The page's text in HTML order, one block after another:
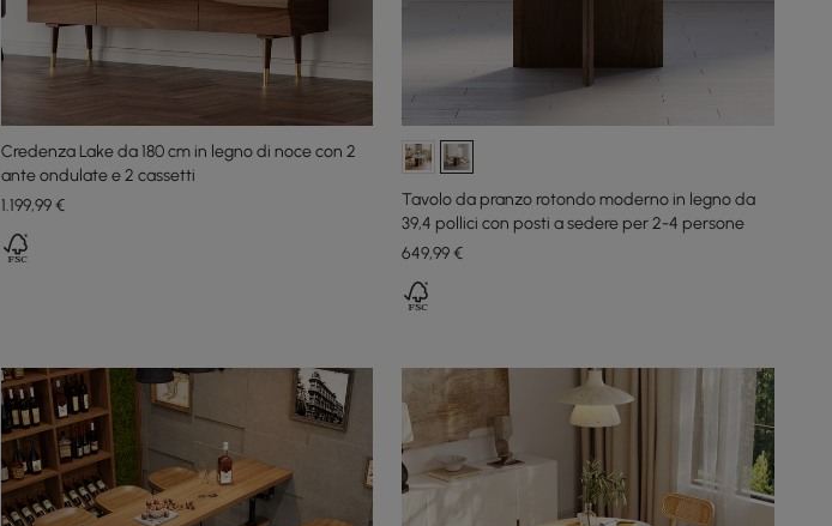
Credenza Lake da 180 cm in legno di noce con 2
ante ondulate e 2 cassetti
1.199,99€
Tavolo da pranzo rotondo moderno in legno da
39,4 pollici con posti a sedere per 2-4 persone
649,99€